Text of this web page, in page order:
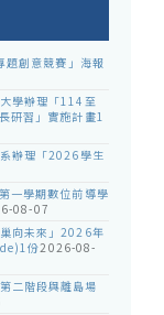
創意競賽」海報
學辦理「114至
研習」實施計畫1
辦理「2026學生
一學期數位前導學
08-07
向未來」2026年
份2026-08-
二階段與離島場